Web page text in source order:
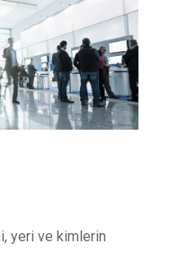
yeri ve kimlerin